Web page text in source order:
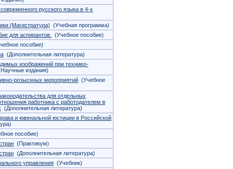
русского языка в 4-х
(Магистратура) (Учебная программа)
для аспирантов.
(Учебное пособие)
пособие)
(Дополнительная литература)
изображений при техниео-
издания)
розыскных мероприятий (Учебное
для отдельных
работника с работодателем в
(Дополнительная литература)
и ювенальной юстиции в Российской
пособие)
(Практикум)
(Дополнительная литература)
управления (Учебник)